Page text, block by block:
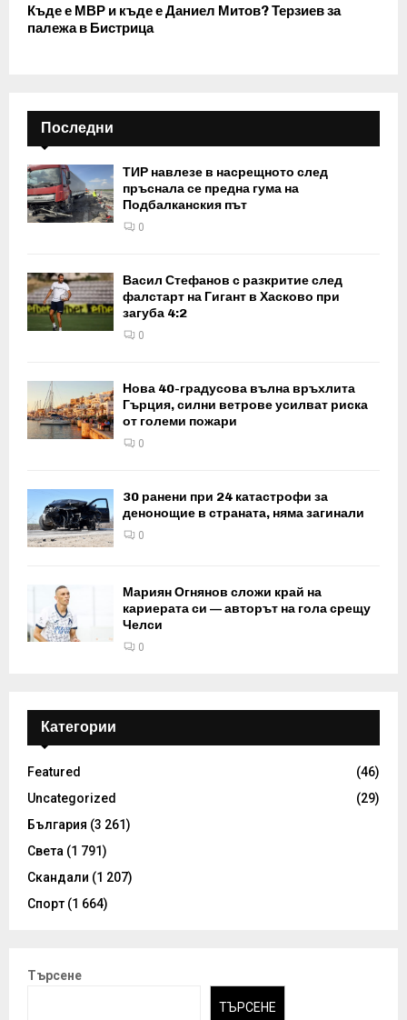
Къде е МВР и къде е Даниел Митов? Терзиев за
палежа в Бистрица
Последни
ТИР навлезе в насрещното след
пръснала се предна гума на
Подбалканския път
0
Васил Стефанов с разкритие след
фалстарт на Гигант в Хасково при
загуба 4:2
0
Нова 40-градусова вълна връхлита
Гърция, силни ветрове усилват риска
от големи пожари
0
30 ранени при 24 катастрофи за
денонощие в страната, няма загинали
0
Мариян Огнянов сложи край на
кариерата си — авторът на гола срещу
Челси
0
Категории
Featured
(46)
Uncategorized
(29)
България (3 261)
Света (1 791)
Скандали (1 207)
Спорт (1 664)
Търсене
ТЪРСЕНЕ